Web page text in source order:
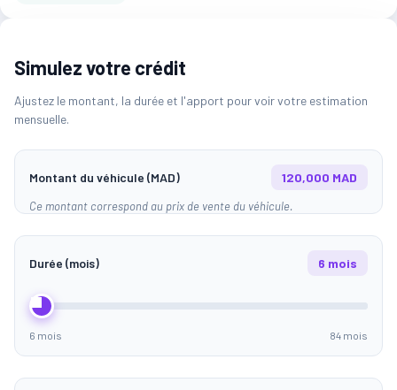
Simulez votre crédit
Ajustez le montant, la durée et l'apport pour voir votre estimation
mensuelle.
Montant du véhicule (MAD) 120,000 MAD
Ce montant correspond au prix de vente du véhicule.
Durée (mois) 6 mois
6 mois 84 mois